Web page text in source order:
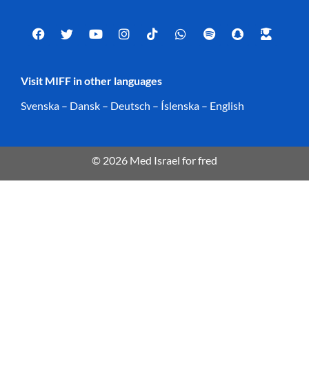
Visit MIFF in other languages
Svenska – Dansk – Deutsch – Íslenska – English
© 2026 Med Israel for fred